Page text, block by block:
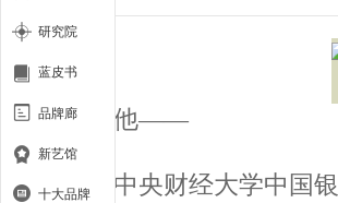
他——
中央财经大学中国银
研究院
蓝皮书
品牌廊
新艺馆
十大品牌